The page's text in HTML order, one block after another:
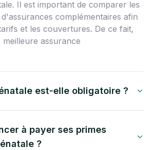
Il est important de comparer les
complémentaires afin
et les couvertures. De ce fait,
assurance
est-elle obligatoire ?
à payer ses primes
?